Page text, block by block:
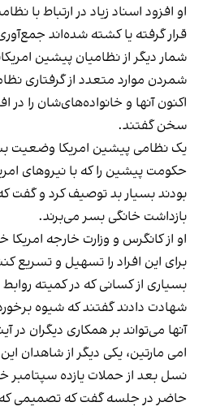
او افزود اسناد زیاد در ارتباط با
قرار گرفته یا کشته شده‌اند
شمار دیگر از نظامیان پیشین
شمردن موارد متعدد از گرفتاری
اکنون آنها و خانواده‌های‌شان را در
سخن گفتند.
یک نظامی پیشین امریکا وضعیت
حکومت پیشین را که با نیروهای
بودند بسیار بد توصیف کرد و گفت
بازداشت خانگی بسر می‌برند.
او از کانگرس و وزارت خارجه
برای این افراد را تسهیل و تسریع
بسیاری از کسانی که در کمیته
شهادت دادند گفتند که شیوه
آنها می‌تواند بر همکاری دیگران در
امی مارتین، یکی دیگر از شاهدان
نسل بعد از حملات یازده سپتامبر
حاضر در جلسه گفت که تصمیمی که